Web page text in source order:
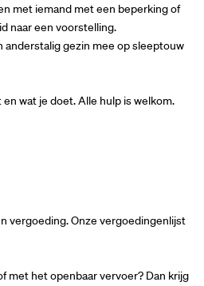
met iemand met een beperking of
naar een voorstelling.
anderstalig gezin mee op sleeptouw
wat je doet. Alle hulp is welkom.
vergoeding. Onze vergoedingenlijst
met het openbaar vervoer? Dan krijg